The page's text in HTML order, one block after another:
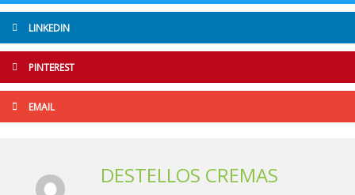
LINKEDIN
PINTEREST
EMAIL
DESTELLOS CREMAS